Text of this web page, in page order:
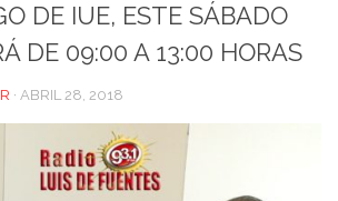
DE IUE, ESTE SÁBADO
DE 09:00 A 13:00 HORAS
· ABRIL 28, 2018